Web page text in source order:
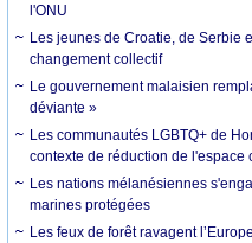
l'ONU
Les jeunes de Croatie, de Serbie
changement collectif
Le gouvernement malaisien
déviante »
Les communautés LGBTQ+ de
contexte de réduction de l'espace
Les nations mélanésiennes
marines protégées
Les feux de forêt ravagent